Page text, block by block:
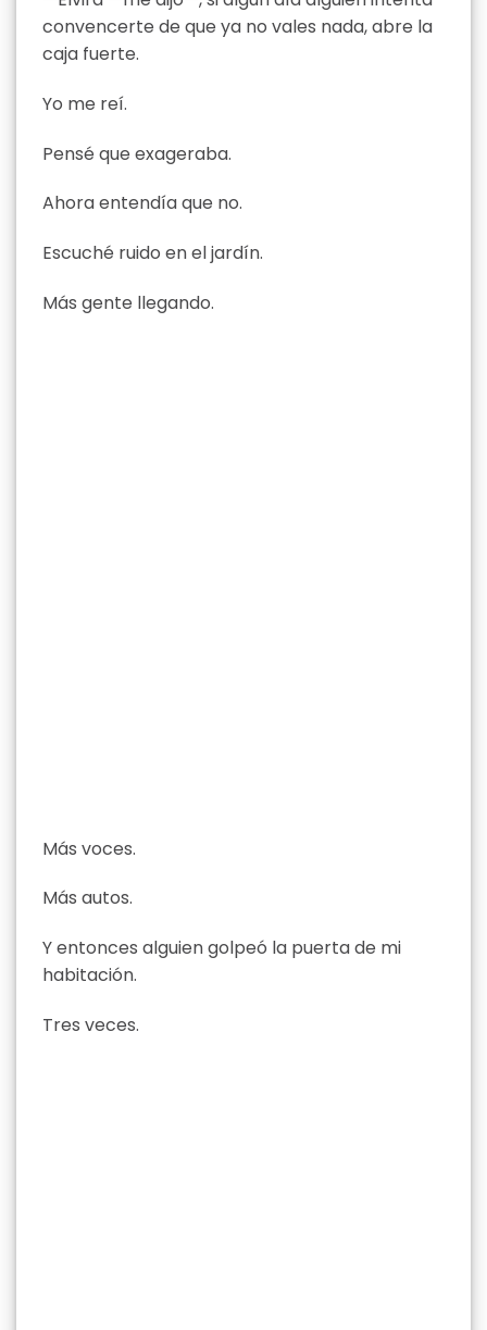
convencerte de que ya no vales nada, abre la
caja fuerte.
Yo me reí.
Pensé que exageraba.
Ahora entendía que no.
Escuché ruido en el jardín.
Más gente llegando.
Más voces.
Más autos.
Y entonces alguien golpeó la puerta de mi
habitación.
Tres veces.